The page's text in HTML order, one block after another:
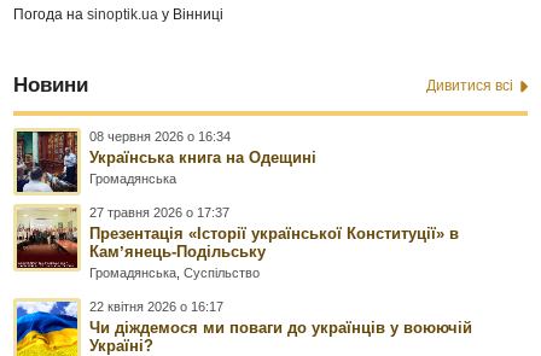
Погода наsinoptik.ua у Вінниці
Новини Дивитися всі
08 червня 2026 о 16:34
Українська книга на Одещині
Громадянська
27 травня 2026 о 17:37
Презентація «Історії української Конституції» в
Камʼянець-Подільську
Громадянська ,Суспільство
22 квітня 2026 о 16:17
Чи діждемося ми поваги до українців у воюючій
Україні?